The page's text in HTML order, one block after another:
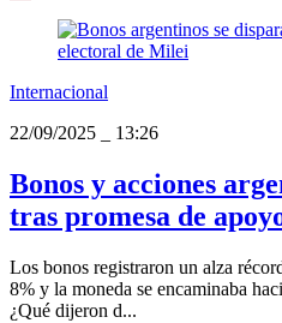
Internacional
22/09/2025
13:26
Bonos y acciones
tras promesa de
Los bonos registraron un alza
8% y la moneda se encaminaba
¿Qué dijeron d...